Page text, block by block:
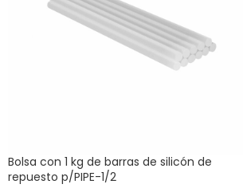
Bolsa con 1 kg de barras de silicón de
repuesto p/PIPE-1/2